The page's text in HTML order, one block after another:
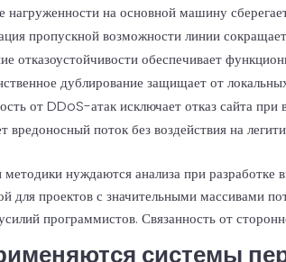
нагруженности на основной машину
пропускной возможности линии
отказоустойчивости обеспечивает
дублирование защищает от
от DDoS-атак исключает отказ сайта
вредоносный поток без воздействия на
методики нуждаются анализа при
для проектов с значительными массивами
программистов. Связанность от
системы